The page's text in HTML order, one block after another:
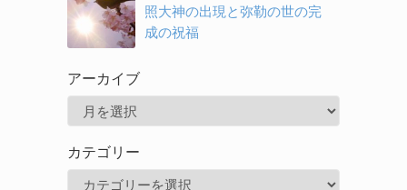
照大神の出現と弥勒の世の完
成の祝福
アーカイブ
カ
カテゴリー